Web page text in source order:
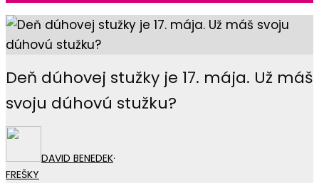
Deň dúhovej stužky je 17. mája. Už máš
svoju dúhovú stužku?
DAVID BENEDEK·
FREŠKY